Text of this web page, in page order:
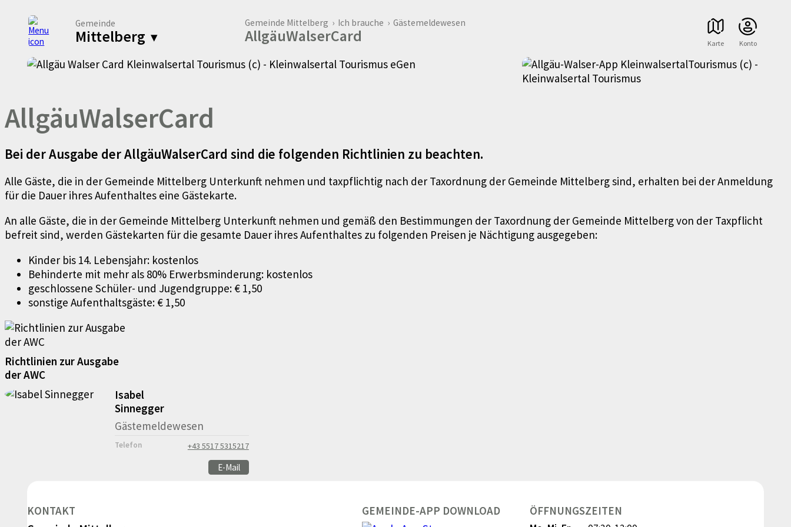
Gemeinde
Mittelberg ▾
Gemeinde Mittelberg › Ich brauche › Gästemeldewesen
AllgäuWalserCard Karte Konto
AllgäuWalserCard
Bei der Ausgabe der AllgäuWalserCard sind die folgenden Richtlinien zu beachten.
Alle Gäste, die in der Gemeinde Mittelberg Unterkunft nehmen und taxpflich­tig nach der Taxordnung der Gemeinde Mittelberg sind, erhalten bei der An­meldung
für die Dauer ihres Aufenthaltes eine Gästekarte.
An alle Gäste, die in der Gemeinde Mittelberg Unterkunft nehmen und gemäß den Bestimmungen der Taxordnung der Gemeinde Mittelberg von der Tax­pflicht
befreit sind, werden Gästekarten für die gesamte Dauer ihres Aufent­haltes zu folgenden Preisen je Nächtigung ausgegeben:
Kinder bis 14. Lebensjahr: kostenlos
Behinderte mit mehr als 80% Erwerbsminderung: kostenlos
geschlossene Schüler- und Jugendgruppe: € 1,50
sonstige Aufenthaltsgäste: € 1,50
Richtlinien zur Ausgabe
der AWC
Isabel
Sinnegger
Gästemeldewesen
Telefon +43 5517 5315217
E-Mail
KONTAKT
GEMEINDE-APP DOWNLOAD ÖFFNUNGSZEITEN